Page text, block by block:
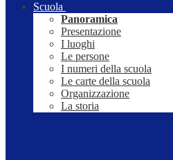
Scuola
Panoramica
Presentazione
I luoghi
Le persone
I numeri della scuola
Le carte della scuola
Organizzazione
La storia